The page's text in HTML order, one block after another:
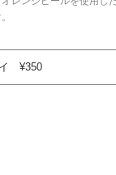
イ ¥350